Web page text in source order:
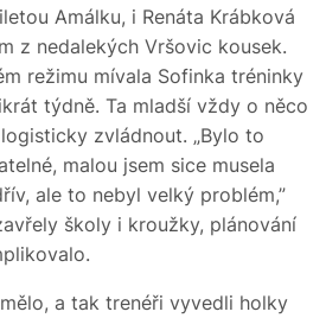
Amálku, i Renáta Krábková
z nedalekých Vršovic kousek.
režimu mívala Sofinka tréninky
týdně. Ta mladší vždy o něco
zvládnout. „Bylo to
malou jsem sice musela
ale to nebyl velký problém,”
školy i kroužky, plánování
a tak trenéři vyvedli holky